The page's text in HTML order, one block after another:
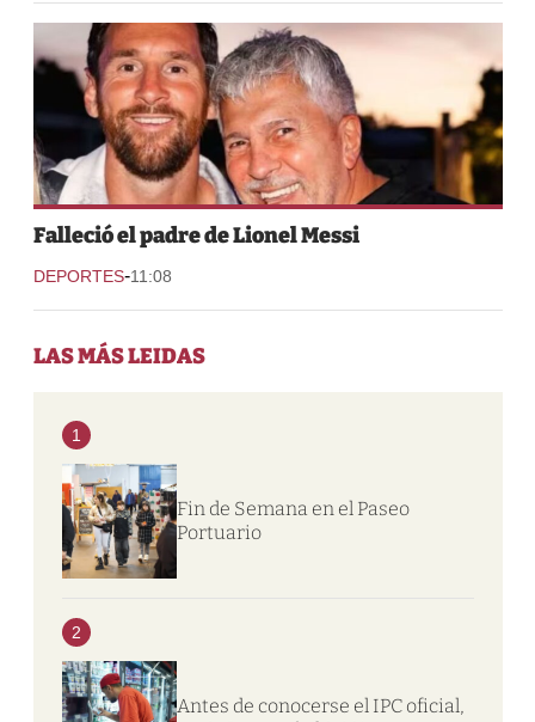
Falleció el padre de Lionel Messi
DEPORTES-11:08
LAS MÁS LEIDAS
1
Fin de Semana en el Paseo
Portuario
2
Antes de conocerse el IPC oficial,